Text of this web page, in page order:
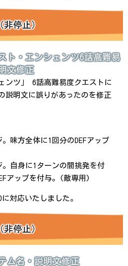
停止）
ト・エンシェンツ6話高難易
文修正
ンツ」 6話高難易度クエストに
説明文に誤りがあったのを修正
味方全体に1回分のDEFアップ
。自身に1ターンの間挑発を付
アップを付与。(敵専用)
対応いたしました。
停止）
ム名・説明文修正